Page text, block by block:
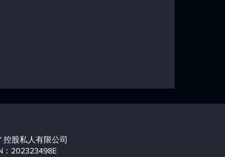
全面指南
控股私人有限公司
：202323498E